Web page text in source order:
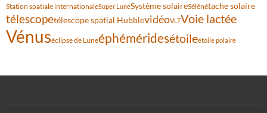
Station spatiale internationaleSuper LuneSystème solaireSélénétache solaire
télescopetélescope spatial HubblevidéoVLTVoie lactée
Vénuséclipse de Luneéphéméridesétoileétoile polaire